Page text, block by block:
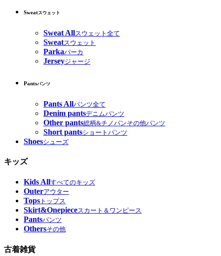
Sweatスウェット
Sweat Allスウェット全て
Sweatスウェット
Parkaパーカ
Jerseyジャージ
Pantsパンツ
Pants Allパンツ全て
Denim pantsデニムパンツ
Other pants総柄&チノパンその他パンツ
Short pantsショートパンツ
Shoesシューズ
キッズ
Kids Allすべてのキッズ
Outerアウター
Tops トップス
Skirt&Onepieceスカート＆ワンピース
Pantsパンツ
Othersその他
古着雑貨